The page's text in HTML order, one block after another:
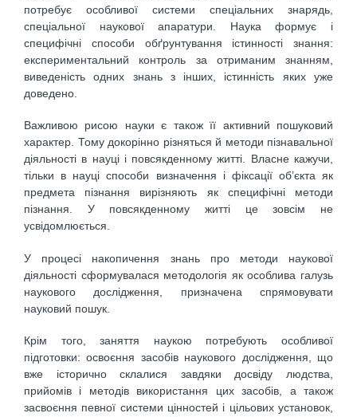
потребує особливої системи спеціальних знарядь,
спеціальної наукової апаратури. Наука формує і
специфічні способи обґрунтування істинності знання:
експериментальний контроль за отриманим знанням,
виведеність одних знань з інших, істинність яких уже
доведено.
Важливою рисою науки є також її активний пошуковий
характер. Тому докорінно різняться й методи пізнавальної
діяльності в науці і повсякденному житті. Власне кажучи,
тільки в науці способи визначення і фіксації об’єкта як
предмета пізнання вирізняють як специфічні методи
пізнання. У повсякденному житті це зовсім не
усвідомлюється.
У процесі накопичення знань про методи наукової
діяльності сформувалася методологія як особлива галузь
наукового дослідження, призначена спрямовувати
науковий пошук.
Крім того, заняття наукою потребують особливої
підготовки: освоєння засобів наукового дослідження, що
вже історично склалися завдяки досвіду людства,
прийомів і методів використання цих засобів, а також
засвоєння певної системи цінностей і цільових установок,